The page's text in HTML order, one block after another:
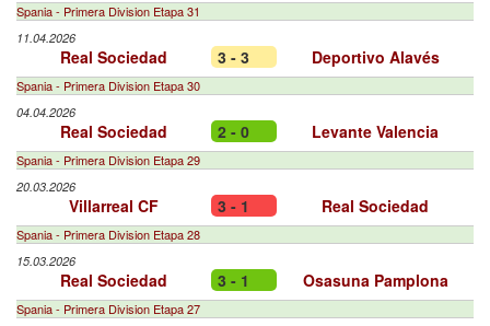
Spania - Primera Division Etapa 31
11.04.2026
Real Sociedad 3 - 3 Deportivo Alavés
Spania - Primera Division Etapa 30
04.04.2026
Real Sociedad 2 - 0 Levante Valencia
Spania - Primera Division Etapa 29
20.03.2026
Villarreal CF 3 - 1 Real Sociedad
Spania - Primera Division Etapa 28
15.03.2026
Real Sociedad 3 - 1 Osasuna Pamplona
Spania - Primera Division Etapa 27